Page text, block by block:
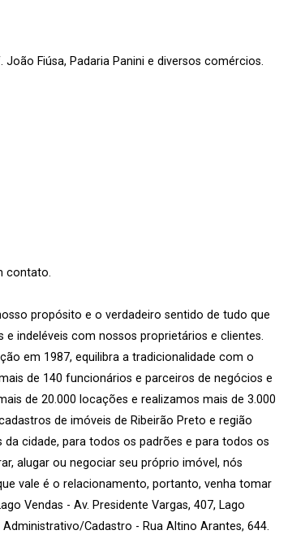
Fiúsa, Padaria Panini e diversos comércios.
contato.
propósito e o verdadeiro sentido de tudo que
indeléveis com nossos proprietários e clientes.
em 1987, equilibra a tradicionalidade com o
de 140 funcionários e parceiros de negócios e
de 20.000 locações e realizamos mais de 3.000
de imóveis de Ribeirão Preto e região
cidade, para todos os padrões e para todos os
alugar ou negociar seu próprio imóvel, nós
vale é o relacionamento, portanto, venha tomar
Vendas - Av. Presidente Vargas, 407, Lago
Cadastro - Rua Altino Arantes, 644.